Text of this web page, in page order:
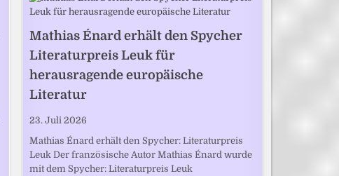
Mathias Énard erhält den Spycher
Literaturpreis Leuk für
herausragende europäische
Literatur
23. Juli 2026
Mathias Énard erhält den Spycher: Literaturpreis
Leuk Der französische Autor Mathias Énard wurde
mit dem Spycher: Literaturpreis Leuk